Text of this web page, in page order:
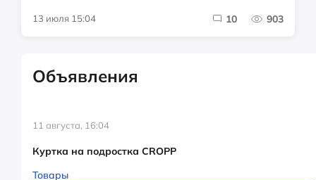
13 июля 15:04 10 903
Объявления
11 августа, 16:04
Куртка на подростка CROPP
Товары